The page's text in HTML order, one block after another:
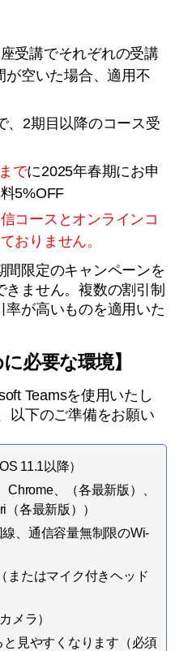
受講でそれぞれの受講
が空いた場合、適用不
、2期目以降のコース受
でに2025年春期にお申
5%OFF
コースとオンラインコ
おりません。
限定のキャンペーンを
ません。複数の割引制
率が高いものを適用いた
必要な環境】
Teamsを使用いたし
以下のご準備をお願い
11.1以降）
、（各最新版）、
各最新版））
、通信容量無制限のWi-
またはマイク付きヘッド
メラ）
見やすくなります（必須